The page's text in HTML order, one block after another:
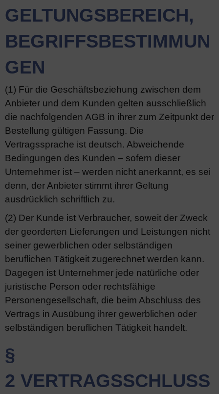
GELTUNGSBEREICH,
BEGRIFFSBESTIMMUN
GEN
(1) Für die Geschäftsbeziehung zwischen dem
Anbieter und dem Kunden gelten ausschließlich
die nachfolgenden AGB in ihrer zum Zeitpunkt der
Bestellung gültigen Fassung. Die
Vertragssprache ist deutsch. Abweichende
Bedingungen des Kunden – sofern dieser
Unternehmer ist – werden nicht anerkannt, es sei
denn, der Anbieter stimmt ihrer Geltung
ausdrücklich schriftlich zu.
(2) Der Kunde ist Verbraucher, soweit der Zweck
der georderten Lieferungen und Leistungen nicht
seiner gewerblichen oder selbständigen
beruflichen Tätigkeit zugerechnet werden kann.
Dagegen ist Unternehmer jede natürliche oder
juristische Person oder rechtsfähige
Personengesellschaft, die beim Abschluss des
Vertrags in Ausübung ihrer gewerblichen oder
selbständigen beruflichen Tätigkeit handelt.
§
2 VERTRAGSSCHLUSS